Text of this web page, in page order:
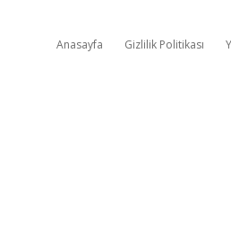
Anasayfa Gizlilik Politikası